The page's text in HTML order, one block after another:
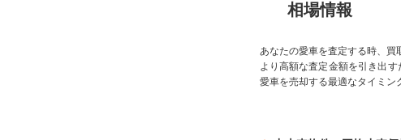
相場情報
あなたの愛車を査定する時、買
より高額な査定金額を引き出
愛車を売却する最適なタイミン